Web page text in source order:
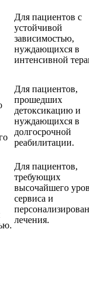
Для пациентов с
устойчивой
зависимостью,
нуждающихся в
интенсивной
Для пациентов,
прошедших
детоксикацию и
нуждающихся в
долгосрочной
реабилитации.
Для пациентов,
требующих
высочайшего
сервиса и
лечения.